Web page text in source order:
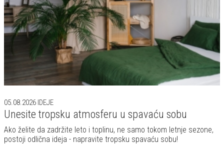
05.08.2026 IDEJE
Unesite tropsku atmosferu u spavaću sobu
Ako želite da zadržite leto i toplinu, ne samo tokom letnje sezone,
postoji odlična ideja - napravite tropsku spavaću sobu!